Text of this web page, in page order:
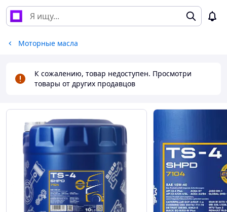
Моторные масла
К сожалению, товар недоступен. Просмотри
товары от других продавцов